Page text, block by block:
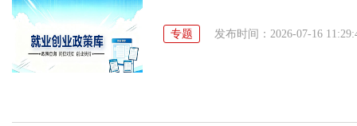
专题 发布时间：2026-07-16